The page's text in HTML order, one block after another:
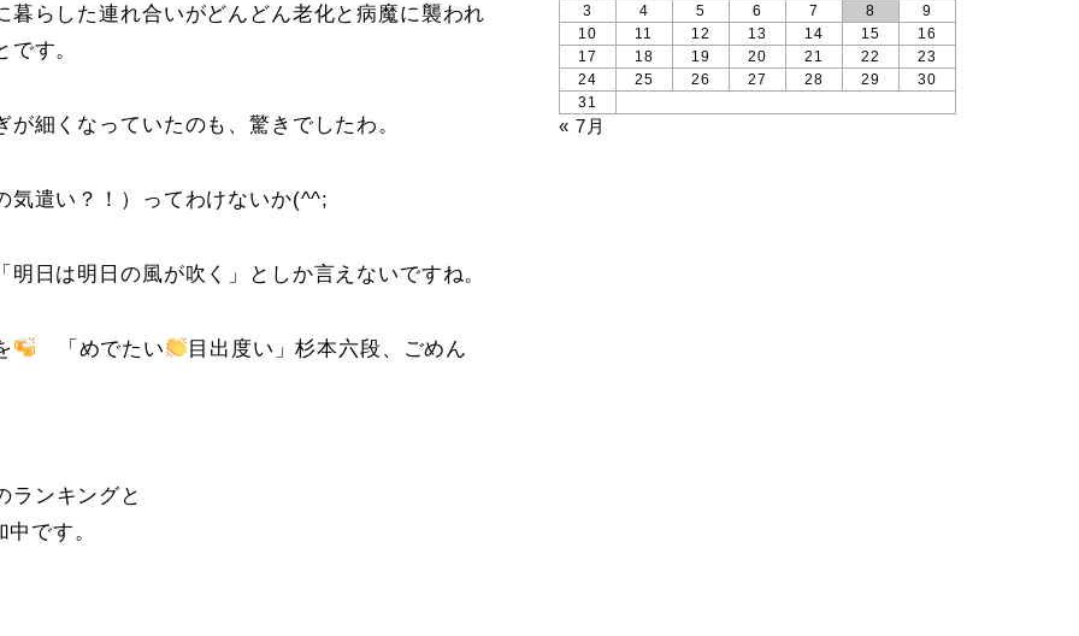
らした連れ合いがどんどん老化と病魔に襲われ
す。
細くなっていたのも、驚きでしたわ。
気遣い？！）ってわけないか(^^;
日は明日の風が吹く」としか言えないですね。
「めでたい 目出度い」杉本六段、ごめん
ランキングと
中です。
3
4 5 6 7 8
9
10
11 12 13 14 15
16
17
18 19 20 21 22
23
24
25 26 27 28 29
30
31
« 7月